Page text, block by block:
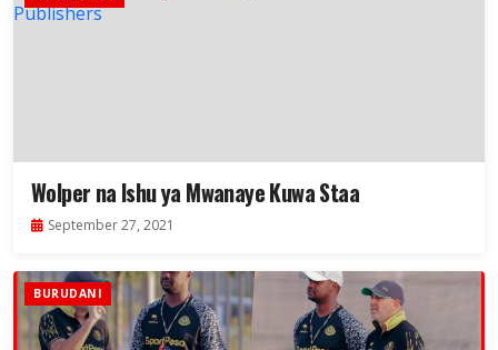
Wolper na Ishu ya Mwanaye Kuwa Staa
September 27, 2021
BURUDANI